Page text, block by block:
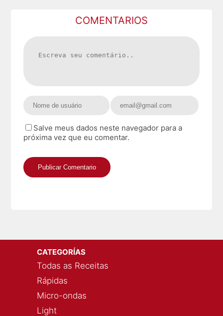
COMENTARIOS
Salve meus dados neste navegador para a
próxima vez que eu comentar.
CATEGORÍAS
Todas as Receitas
Rápidas
Micro-ondas
Light